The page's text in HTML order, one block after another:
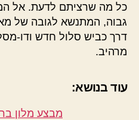
כל מה שרציתם לדעת. אל
גבוה, המתנשא לגובה של
דרך כביש סלול חדש ודו-
מרהיב.
עוד בנושא:
מבצע מלון